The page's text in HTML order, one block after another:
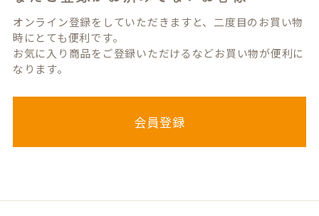
オンライン登録をしていただきますと、二度目のお買い物
時にとても便利です。
お気に入り商品をご登録いただけるなどお買い物が便利に
なります。
会員登録